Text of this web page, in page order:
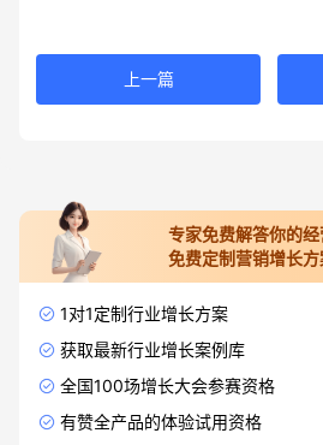
上一篇
专家免费解答你的
免费定制营销增长方
1对1定制行业增长方案
获取最新行业增长案例库
全国100场增长大会参赛资格
有赞全产品的体验试用资格